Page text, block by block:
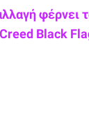
φέρνει
Black